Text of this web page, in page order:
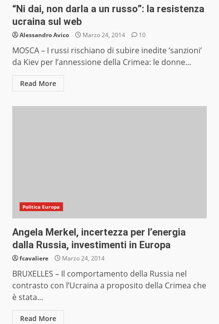
“Ni dai, non darla a un russo”: la resistenza
ucraina sul web
Alessandro Avico Marzo 24, 2014 10
MOSCA – I russi rischiano di subire inedite ‘sanzioni’
da Kiev per l’annessione della Crimea: le donne...
Read More
Politica Europa
Angela Merkel, incertezza per l’energia
dalla Russia, investimenti in Europa
fcavaliere Marzo 24, 2014
BRUXELLES – Il comportamento della Russia nel
contrasto con l’Ucraina a proposito della Crimea che
è stata...
Read More